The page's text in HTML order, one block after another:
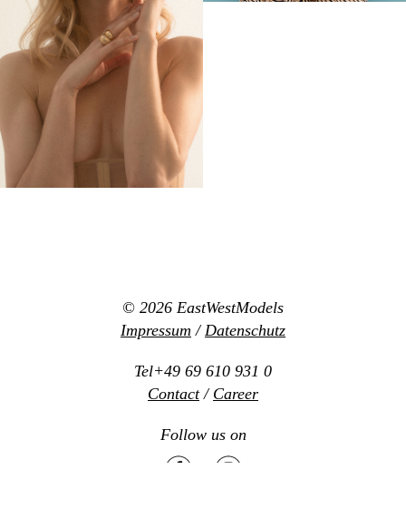
© 2026 EastWestModels
Impressum /Datenschutz
Tel+49 69 610 931 0
Contact/ Career
Follow us on